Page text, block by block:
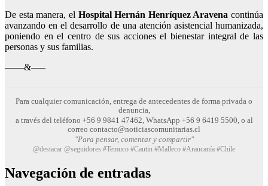
De esta manera, el Hospital Hernán Henríquez Aravena continúa
avanzando en el desarrollo de una atención asistencial humanizada,
poniendo en el centro de sus acciones el bienestar integral de las
personas y sus familias.
——&—–
Para cualquier comunicación, entrega de antecedentes de forma privada o
denuncia,
a través del teléfono +56 9 9841 47462, WhatsApp +56 9 6419 5500, o al
correo contacto@noticiascomunitarias.cl
"Para pensar, comentar y compartir"
@destacar @seguidores #Temuco #Cautin #Malleco #Araucanía #Chile
Navegación de entradas